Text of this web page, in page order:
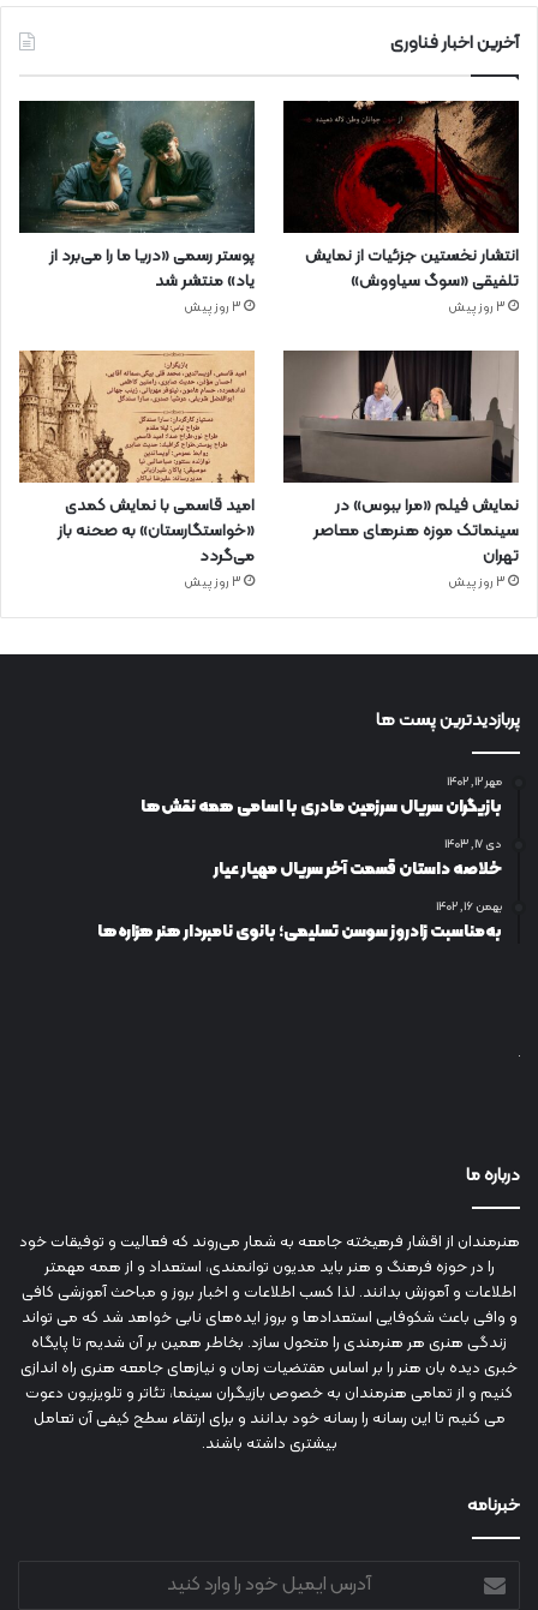
آخرین اخبار فناوری
انتشار نخستین جزئیات از نمایش
تلفیقی «سوگ سیاووش»
3 روز پیش
پوستر رسمی «دریا ما را می‌برد از
یاد» منتشر شد
3 روز پیش
نمایش فیلم «مرا ببوس» در
سینماتک موزه هنرهای معاصر
تهران
3 روز پیش
امید قاسمی با نمایش کمدی
«خواستگارستان» به صحنه باز
می‌گردد
3 روز پیش
پربازدیدترین پست ها
مهر ۱۲, ۱۴۰۲
بازیگران سریال سرزمین مادری با اسامی همه نقش‌ها
دی ۱۷, ۱۴۰۳
خلاصه داستان قسمت آخر سریال مهیار عیار
بهمن ۱۶, ۱۴۰۲
به‌مناسبت زادروز سوسن تسلیمی؛ بانوی نامبردار هنر هزاره‌ها
درباره ما
هنرمندان از اقشار فرهیخته جامعه به شمار می‌روند که فعالیت و توفیقات خود
را در حوزه فرهنگ و هنر باید مدیون توانمندی، استعداد و از همه مهمتر
اطلاعات و آموزش بدانند. لذا کسب اطلاعات و اخبار بروز و مباحث آموزشی کافی
و وافی باعث شکوفایی استعدادها و بروز ایده‌های نابی خواهد شد که می تواند
زندگی هنری هر هنرمندی را متحول سازد. بخاطر همین بر آن شدیم تا پایگاه
خبری دیده بان هنر را بر اساس مقتضیات زمان و نیازهای جامعه هنری راه اندازی
کنیم و از تمامی هنرمندان به خصوص بازیگران سینما، تئاتر و تلویزیون دعوت
می کنیم تا این رسانه را رسانه خود بدانند و برای ارتقاء سطح کیفی آن تعامل
بیشتری داشته باشند.
خبرنامه
آدرس
ایمیل